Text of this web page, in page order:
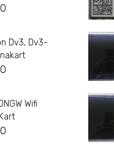
Dv3, Dv3-
Wifi